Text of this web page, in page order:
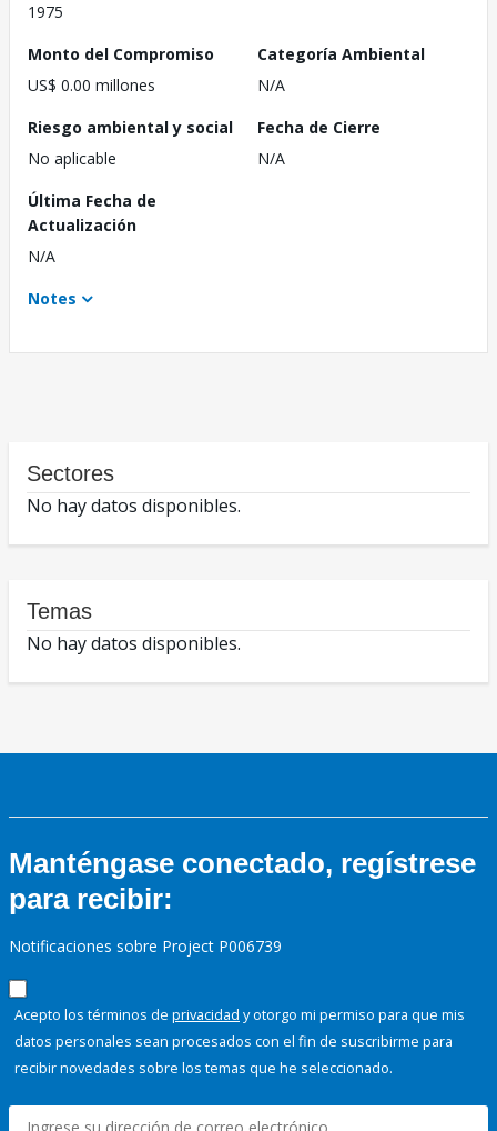
1975
Monto del Compromiso
US$ 0.00 millones
Categoría Ambiental
N/A
Riesgo ambiental y social
No aplicable
Fecha de Cierre
N/A
Última Fecha de
Actualización
N/A
Notes
Sectores
No hay datos disponibles.
Temas
No hay datos disponibles.
Manténgase conectado, regístrese
para recibir:
Notificaciones sobre Project P006739
Acepto los términos de privacidad y otorgo mi permiso para que mis
datos personales sean procesados con el fin de suscribirme para
recibir novedades sobre los temas que he seleccionado.